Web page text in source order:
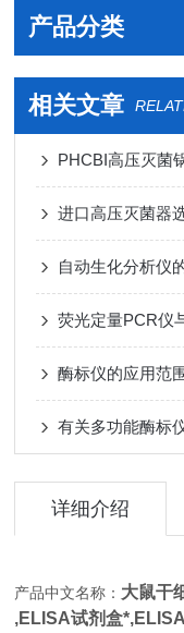
产品分类
相关文章
PHCBI高压灭菌
进口高压灭菌器
自动生化分析仪
荧光定量PCR仪
酶标仪的应用范
有关多功能酶标
详细介绍
产品中文名称： 大鼠干
,ELISA试剂盒*,